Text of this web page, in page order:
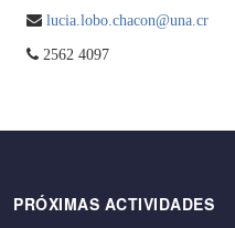
lucia.lobo.chacon@una.cr
2562 4097
PRÓXIMAS ACTIVIDADES